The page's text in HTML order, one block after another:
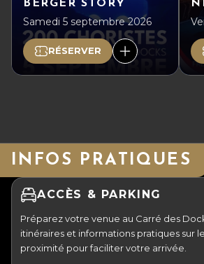
BERGER STORY
Samedi 5 septembre 2026
RÉSERVER
INFOS PRATIQUES
ACCÈS & PARKING
Préparez votre venue au Carré des
itinéraires et informations pratiques sur
proximité pour faciliter votre arrivée.